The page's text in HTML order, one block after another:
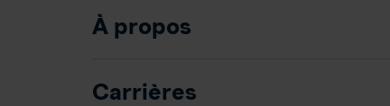
À propos
Carrières